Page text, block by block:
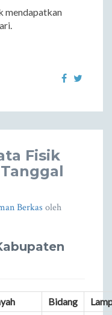
mendapatkan
Fisik
Berkas oleh
Bidang